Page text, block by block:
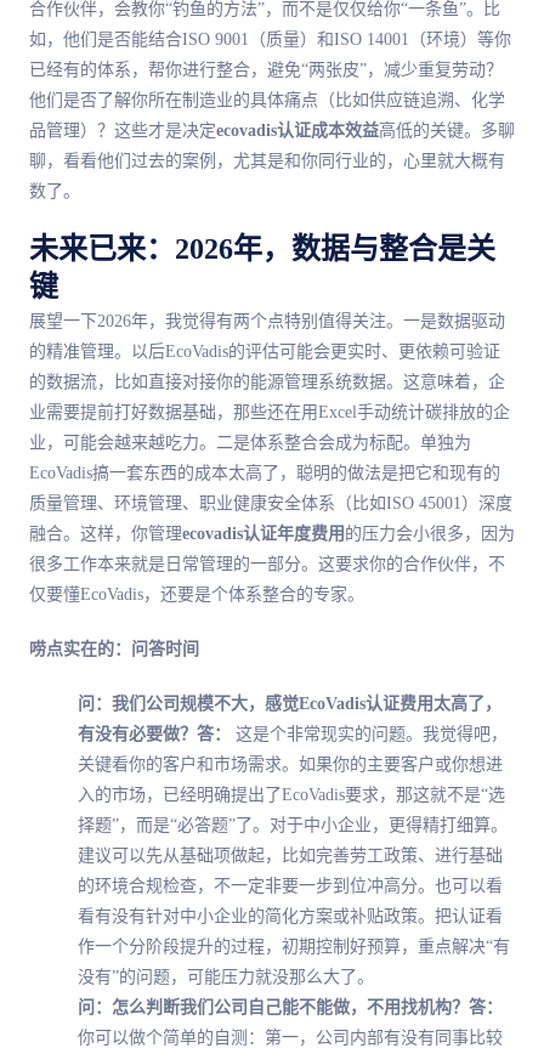
合作伙伴，会教你“钓鱼的方法”，而不是仅仅给你“一条鱼”。比
如，他们是否能结合ISO 9001（质量）和ISO 14001（环境）等你
已经有的体系，帮你进行整合，避免“两张皮”，减少重复劳动？
他们是否了解你所在制造业的具体痛点（比如供应链追溯、化学
品管理）？这些才是决定ecovadis认证成本效益高低的关键。多聊
聊，看看他们过去的案例，尤其是和你同行业的，心里就大概有
数了。
未来已来：2026年，数据与整合是关
键
展望一下2026年，我觉得有两个点特别值得关注。一是数据驱动
的精准管理。以后EcoVadis的评估可能会更实时、更依赖可验证
的数据流，比如直接对接你的能源管理系统数据。这意味着，企
业需要提前打好数据基础，那些还在用Excel手动统计碳排放的企
业，可能会越来越吃力。二是体系整合会成为标配。单独为
EcoVadis搞一套东西的成本太高了，聪明的做法是把它和现有的
质量管理、环境管理、职业健康安全体系（比如ISO 45001）深度
融合。这样，你管理ecovadis认证年度费用 的压力会小很多，因为
很多工作本来就是日常管理的一部分。这要求你的合作伙伴，不
仅要懂EcoVadis，还要是个体系整合的专家。
唠点实在的：问答时间
问：我们公司规模不大，感觉EcoVadis认证费用太高了，
有没有必要做？ 答：
这是个非常现实的问题。我觉得吧，
关键看你的客户和市场需求。如果你的主要客户或你想进
入的市场，已经明确提出了EcoVadis要求，那这就不是“选
择题”，而是“必答题”了。对于中小企业，更得精打细算。
建议可以先从基础项做起，比如完善劳工政策、进行基础
的环境合规检查，不一定非要一步到位冲高分。也可以看
看有没有针对中小企业的简化方案或补贴政策。把认证看
作一个分阶段提升的过程，初期控制好预算，重点解决“有
没有”的问题，可能压力就没那么大了。
问：怎么判断我们公司自己能不能做，不用找机构？ 答：
你可以做个简单的自测：第一，公司内部有没有同事比较